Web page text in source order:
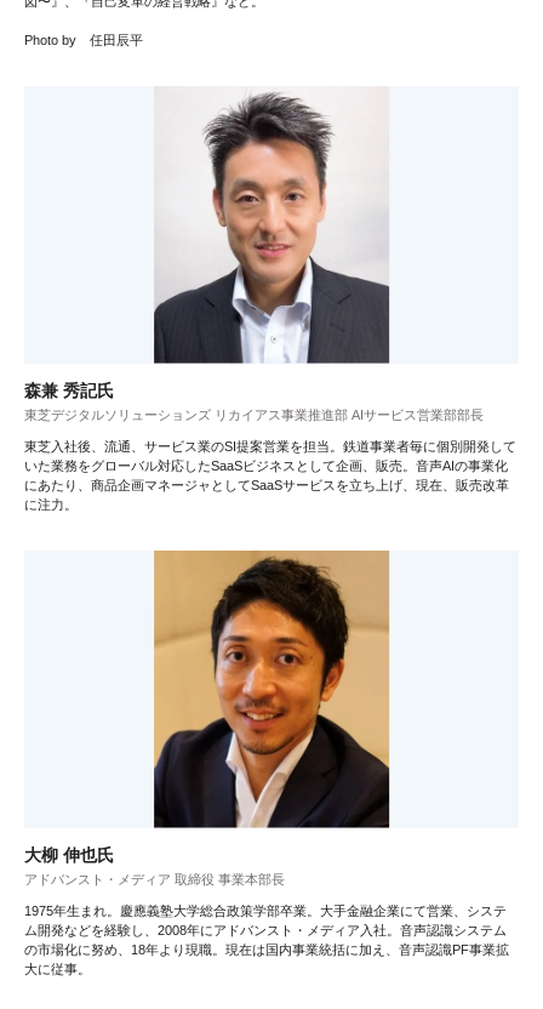
Photo by 任田辰平
森兼 秀記氏
東芝デジタルソリューションズ リカイアス事業推進部 AIサービス営業部部長
東芝入社後、流通、サービス業のSI提案営業を担当。鉄道事業者毎に個別開発して
いた業務をグローバル対応したSaaSビジネスとして企画、販売。音声AIの事業化
にあたり、商品企画マネージャとしてSaaSサービスを立ち上げ、現在、販売改革
に注力。
大柳 伸也氏
アドバンスト・メディア 取締役 事業本部長
1975年生まれ。慶應義塾大学総合政策学部卒業。大手金融企業にて営業、システ
ム開発などを経験し、2008年にアドバンスト・メディア入社。音声認識システム
の市場化に努め、18年より現職。現在は国内事業統括に加え、音声認識PF事業拡
大に従事。